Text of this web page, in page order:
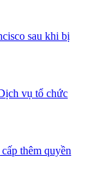
sau khi bị
vụ tổ chức
thêm quyền